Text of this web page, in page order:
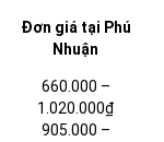
Đơn giá tại Phú
Nhuận
660.000 –
1.020.000₫
905.000 –